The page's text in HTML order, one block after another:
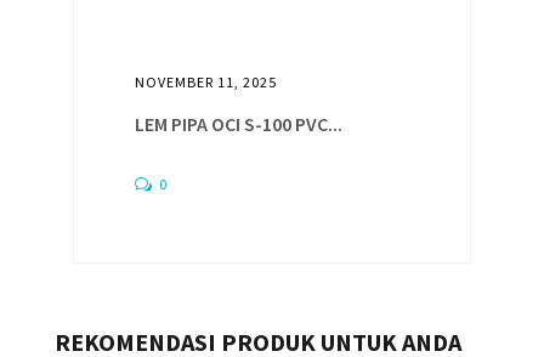
NOVEMBER 11, 2025
LEM PIPA OCI S-100 PVC...
0
REKOMENDASI PRODUK UNTUK ANDA